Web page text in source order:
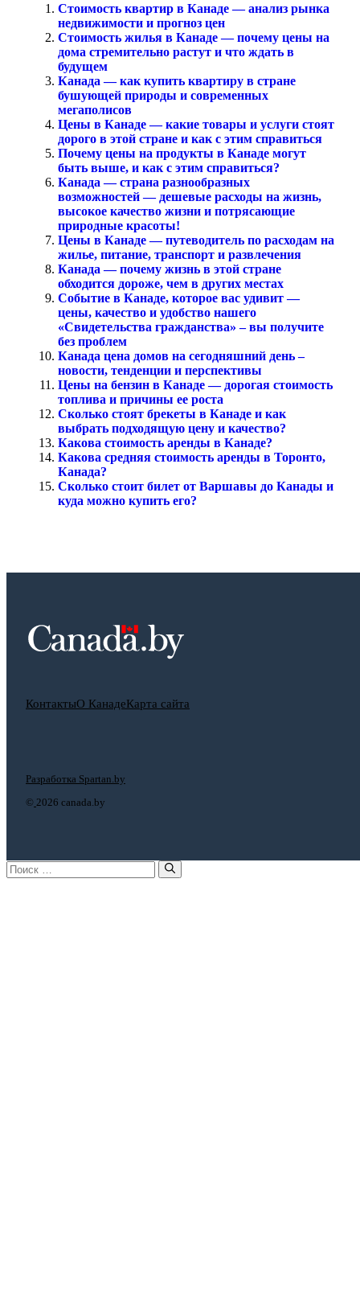
Стоимость квартир в Канаде — анализ рынка
недвижимости и прогноз цен
Стоимость жилья в Канаде — почему цены на
дома стремительно растут и что ждать в
будущем
Канада — как купить квартиру в стране
бушующей природы и современных
мегаполисов
Цены в Канаде — какие товары и услуги стоят
дорого в этой стране и как с этим справиться
Почему цены на продукты в Канаде могут
быть выше, и как с этим справиться?
Канада — страна разнообразных
возможностей — дешевые расходы на жизнь,
высокое качество жизни и потрясающие
природные красоты!
Цены в Канаде — путеводитель по расходам на
жилье, питание, транспорт и развлечения
Канада — почему жизнь в этой стране
обходится дороже, чем в других местах
Событие в Канаде, которое вас удивит —
цены, качество и удобство нашего
«Свидетельства гражданства» – вы получите
без проблем
Канада цена домов на сегодняшний день –
новости, тенденции и перспективы
Цены на бензин в Канаде — дорогая стоимость
топлива и причины ее роста
Сколько стоят брекеты в Канаде и как
выбрать подходящую цену и качество?
Какова стоимость аренды в Канаде?
Какова средняя стоимость аренды в Торонто,
Канада?
Сколько стоит билет от Варшавы до Канады и
куда можно купить его?
КонтактыО КанадеКарта сайта
© 2026 canada.by
Разработка Spartan.by
Поиск: